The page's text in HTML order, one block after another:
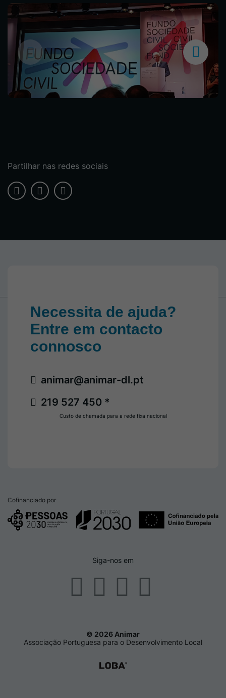
Partilhar nas redes sociais
Necessita de ajuda?
Entre em contacto
connosco
219 527 450 *
animar@animar-dl.pt
Custo de chamada para a rede fixa nacional
Cofinanciado por
Siga-nos em
© 2026 Animar
Associação Portuguesa para o Desenvolvimento Local